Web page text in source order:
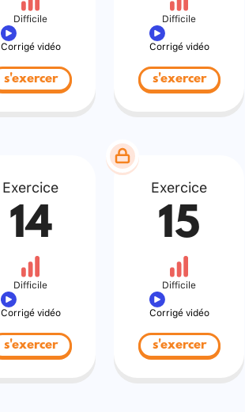
Difficile
Corrigé vidéo
s'exercer
Difficile
Corrigé vidéo
s'exercer
Exercice
14
Difficile
Corrigé vidéo
s'exercer
Exercice
15
Difficile
Corrigé vidéo
s'exercer